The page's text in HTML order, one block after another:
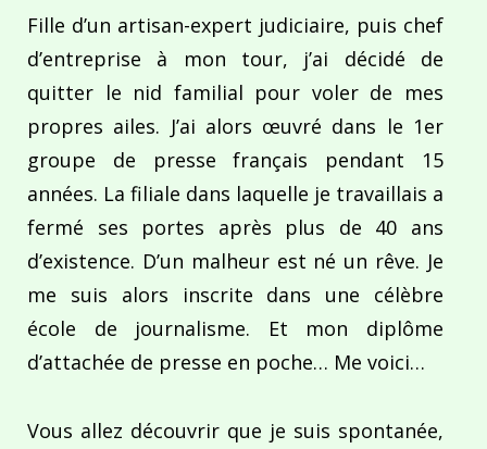
Fille d’un artisan-expert judiciaire, puis chef
d’entreprise à mon tour, j’ai décidé de
quitter le nid familial pour voler de mes
propres ailes. J’ai alors œuvré dans le 1er
groupe de presse français pendant 15
années. La filiale dans laquelle je travaillais a
fermé ses portes après plus de 40 ans
d’existence. D’un malheur est né un rêve. Je
me suis alors inscrite dans une célèbre
école de journalisme. Et mon diplôme
d’attachée de presse en poche… Me voici…
Vous allez découvrir que je suis spontanée,